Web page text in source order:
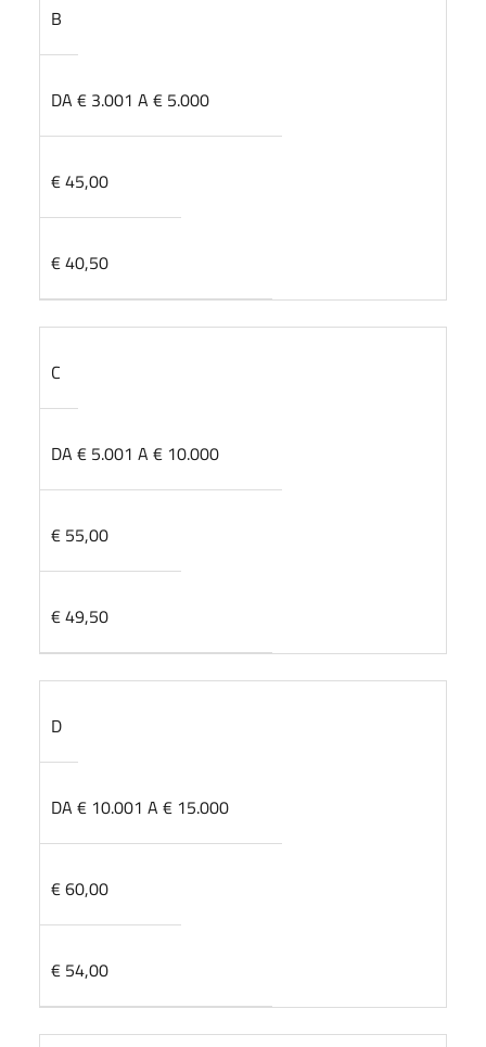
B
DA € 3.001 A € 5.000
€ 45,00
€ 40,50
C
DA € 5.001 A € 10.000
€ 55,00
€ 49,50
D
DA € 10.001 A € 15.000
€ 60,00
€ 54,00